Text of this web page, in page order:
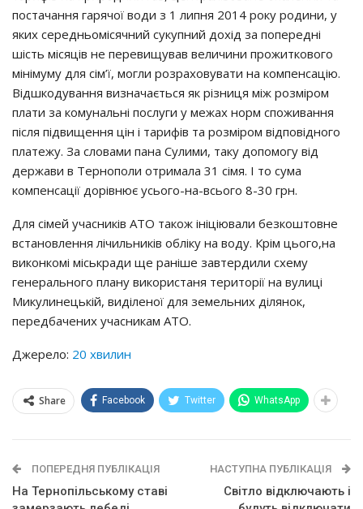
постачання гарячої води з 1 липня 2014 року родини, у
яких середньомісячний сукупний дохід за попередні
шість місяців не перевищував величини прожиткового
мінімуму для сім’ї, могли розраховувати на компенсацію.
Відшкодування визначається як різниця між розміром
плати за комунальні послуги у межах норм споживання
після підвищення цін і тарифів та розміром відповідного
платежу. За словами пана Сулими, таку допомогу від
держави в Тернополи отримала 31 сімя. І то сума
компенсації дорівнює усього-на-всього 8-30 грн.
Для сімей учасників АТО також ініціювали безкоштовне
встановлення лічильників обліку на воду. Крім цього,на
виконкомі міськради ще раніше завтердили схему
генерального плану використаня території на вулиці
Микулинецькій, виділеної для земельних ділянок,
передбачених учасникам АТО.
Джерело: 20 хвилин
Share Facebook Twitter WhatsApp
ПОПЕРЕДНЯ ПУБЛІКАЦІЯ
На Тернопільському ставі
НАСТУПНА ПУБЛІКАЦІЯ
Світло відключають і